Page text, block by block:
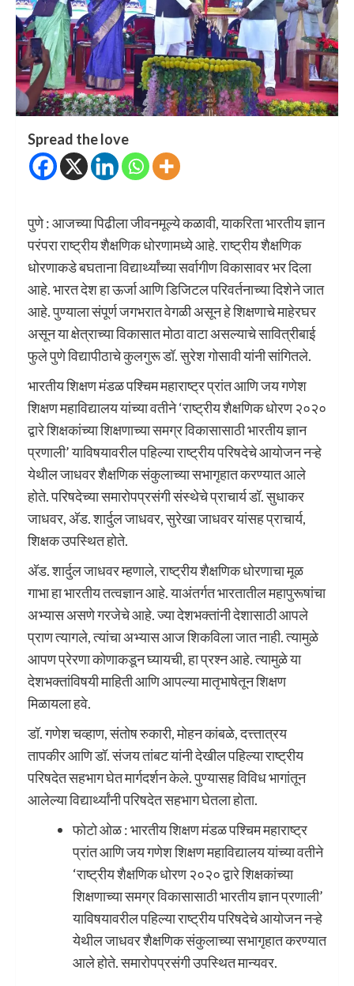
Spread the love
पुणे : आजच्या पिढीला जीवनमूल्ये कळावी, याकरिता भारतीय ज्ञान
परंपरा राष्ट्रीय शैक्षणिक धोरणामध्ये आहे. राष्ट्रीय शैक्षणिक
धोरणाकडे बघताना विद्यार्थ्यांच्या सर्वागीण विकासावर भर दिला
आहे. भारत देश हा ऊर्जा आणि डिजिटल परिवर्तनाच्या दिशेने जात
आहे. पुण्याला संपूर्ण जगभरात वेगळी असून हे शिक्षणाचे माहेरघर
असून या क्षेत्राच्या विकासात मोठा वाटा असल्याचे सावित्रीबाई
फुले पुणे विद्यापीठाचे कुलगुरू डॉ. सुरेश गोसावी यांनी सांगितले.
भारतीय शिक्षण मंडळ पश्चिम महाराष्ट्र प्रांत आणि जय गणेश
शिक्षण महाविद्यालय यांच्या वतीने ‘राष्ट्रीय शैक्षणिक धोरण २०२०
द्वारे शिक्षकांच्या शिक्षणाच्या समग्र विकासासाठी भारतीय ज्ञान
प्रणाली’ याविषयावरील पहिल्या राष्ट्रीय परिषदेचे आयोजन नऱ्हे
येथील जाधवर शैक्षणिक संकुलाच्या सभागृहात करण्यात आले
होते. परिषदेच्या समारोपप्रसंगी संस्थेचे प्राचार्य डॉ. सुधाकर
जाधवर, अ‍ॅड. शार्दुल जाधवर, सुरेखा जाधवर यांसह प्राचार्य,
शिक्षक उपस्थित होते.
अ‍ॅड. शार्दुल जाधवर म्हणाले, राष्ट्रीय शैक्षणिक धोरणाचा मूळ
गाभा हा भारतीय तत्वज्ञान आहे. याअंतर्गत भारतातील महापुरूषांचा
अभ्यास असणे गरजेचे आहे. ज्या देशभक्तांनी देशासाठी आपले
प्राण त्यागले, त्यांचा अभ्यास आज शिकविला जात नाही. त्यामुळे
आपण प्रेरणा कोणाकडून घ्यायची, हा प्रश्न आहे. त्यामुळे या
देशभक्तांविषयी माहिती आणि आपल्या मातृभाषेतून शिक्षण
मिळायला हवे.
डॉ. गणेश चव्हाण, संतोष रुकारी, मोहन कांबळे, दत्त्तात्रय
तापकीर आणि डॉ. संजय तांबट यांनी देखील पहिल्या राष्ट्रीय
परिषदेत सहभाग घेत मार्गदर्शन केले. पुण्यासह विविध भागांतून
आलेल्या विद्यार्थ्यांनी परिषदेत सहभाग घेतला होता.
फोटो ओळ : भारतीय शिक्षण मंडळ पश्चिम महाराष्ट्र
प्रांत आणि जय गणेश शिक्षण महाविद्यालय यांच्या वतीने
‘राष्ट्रीय शैक्षणिक धोरण २०२० द्वारे शिक्षकांच्या
शिक्षणाच्या समग्र विकासासाठी भारतीय ज्ञान प्रणाली’
याविषयावरील पहिल्या राष्ट्रीय परिषदेचे आयोजन नऱ्हे
येथील जाधवर शैक्षणिक संकुलाच्या सभागृहात करण्यात
आले होते. समारोपप्रसंगी उपस्थित मान्यवर.